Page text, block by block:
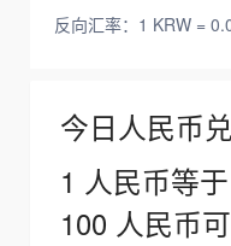
反向汇率：1 KRW =
今日人民币
1 人民币等
100 人民币